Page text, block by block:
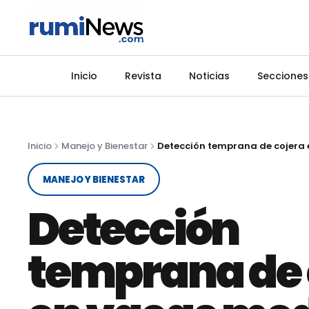
Inicio Revista Noticias
Inicio Manejo y Bienestar
MANEJO Y BIENESTAR
Detección
temprana